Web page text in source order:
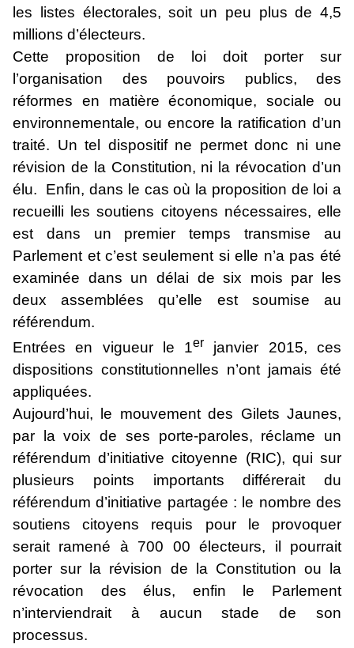
les listes électorales, soit un peu plus de 4,5
millions d’électeurs.
Cette proposition de loi doit porter sur
l’organisation des pouvoirs publics, des
réformes en matière économique, sociale ou
environnementale, ou encore la ratification d’un
traité. Un tel dispositif ne permet donc ni une
révision de la Constitution, ni la révocation d’un
élu. Enfin, dans le cas où la proposition de loi a
recueilli les soutiens citoyens nécessaires, elle
est dans un premier temps transmise au
Parlement et c’est seulement si elle n’a pas été
examinée dans un délai de six mois par les
deux assemblées qu’elle est soumise au
référendum.
Entrées en vigueur le 1er
janvier 2015, ces
dispositions constitutionnelles n’ont jamais été
appliquées.
Aujourd’hui, le mouvement des Gilets Jaunes,
par la voix de ses porte-paroles, réclame un
référendum d’initiative citoyenne (RIC), qui sur
plusieurs points importants différerait du
référendum d’initiative partagée : le nombre des
soutiens citoyens requis pour le provoquer
serait ramené à 700 00 électeurs, il pourrait
porter sur la révision de la Constitution ou la
révocation des élus, enfin le Parlement
n’interviendrait à aucun stade de son
processus.